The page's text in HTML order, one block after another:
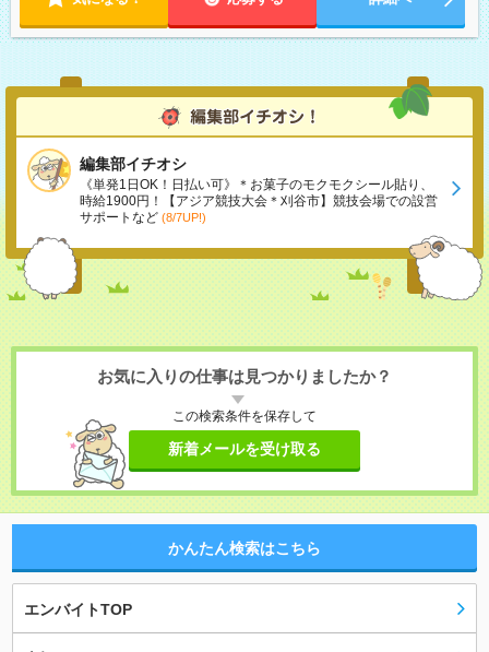
編集部イチオシ
《単発1日OK！日払い可》＊お菓子のモクモクシール貼り、
時給1900円！【アジア競技大会＊刈谷市】競技会場での設営
サポートなど (8/7UP!)
お気に入りの仕事は見つかりましたか？
この検索条件を保存して
新着メールを受け取る
かんたん検索はこちら
エンバイトTOP